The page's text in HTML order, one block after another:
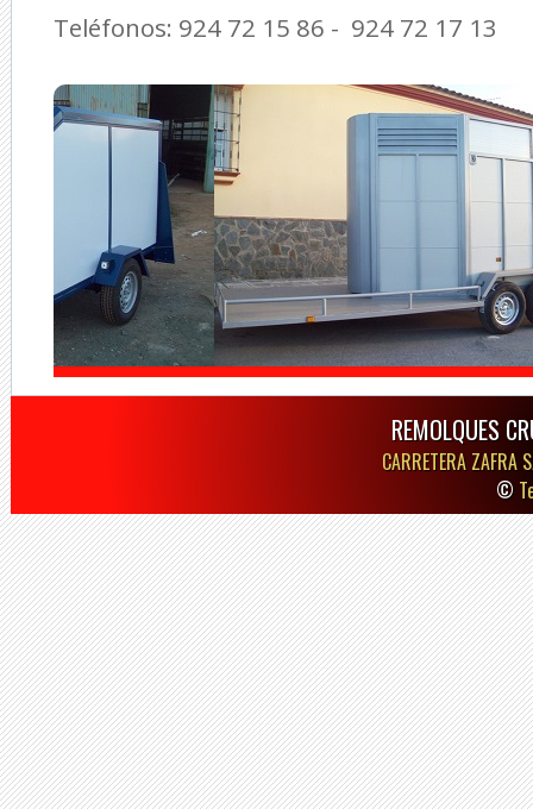
Teléfonos: 924 72 15 86 - 924 72 17 13
REMOLQUES
CARRETERA
©